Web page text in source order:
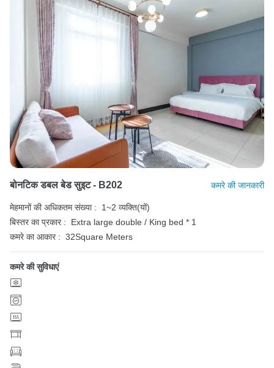
बोनटिक डबल बेड सुइट - B202 कमरे की जानकारी
मेहमानों की अधिकतम संख्या :
1~2 व्यक्ति(यों)
बिस्तर का प्रकार :
Extra large double / King bed * 1
कमरे का आकार : 32Square Meters
कमरे की सुविधाएं